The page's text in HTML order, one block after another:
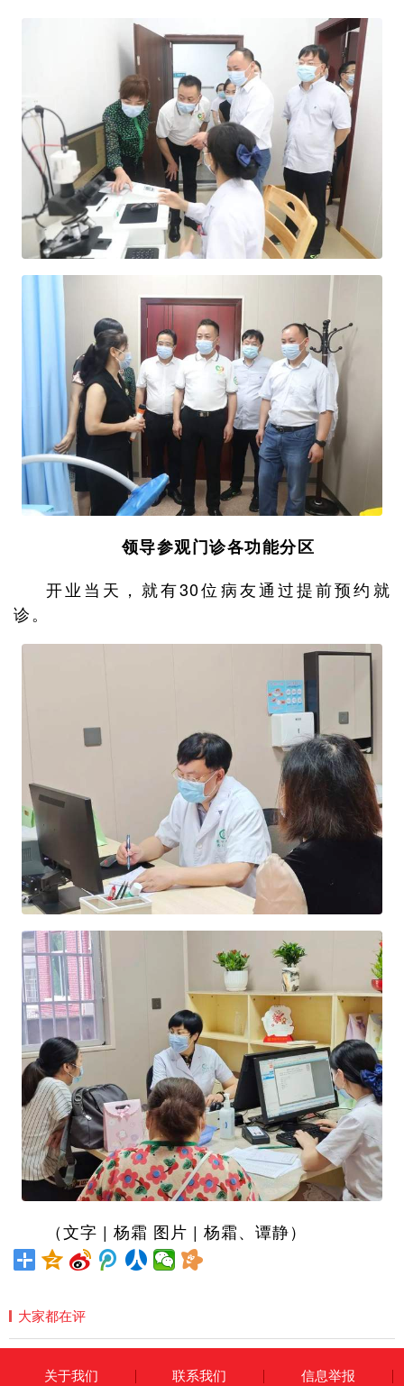
领导参观门诊各功能分区
开业当天，就有30位病友通过提前预约就
诊。
（文字 | 杨霜 图片 | 杨霜、谭静）
大家都在评
关于我们 联系我们 信息举报